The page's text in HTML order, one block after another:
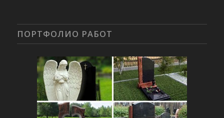
ПОРТФОЛИО РАБОТ